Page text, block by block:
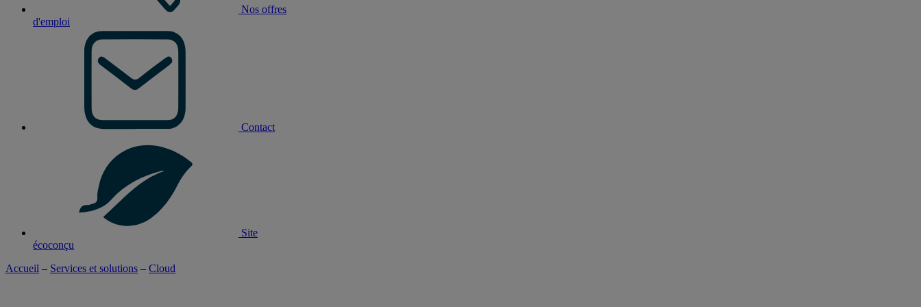
Nos offres
d'emploi
Contact
Site
écoconçu
Accueil – Services et solutions – Cloud